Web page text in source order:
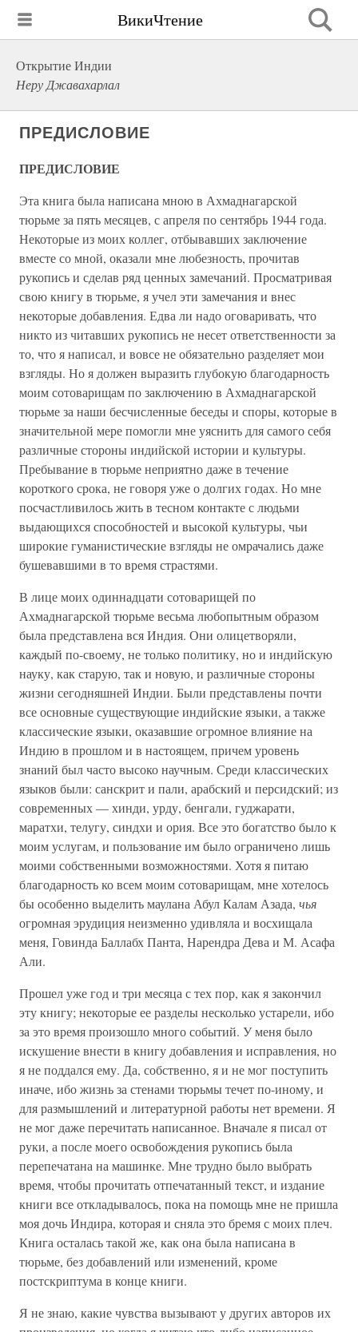
ВикиЧтение
Открытие Индии
Неру Джавахарлал
ПРЕДИСЛОВИЕ
ПРЕДИСЛОВИЕ
Эта книга была написана мною в Ахмаднагарской
тюрьме за пять месяцев, с апреля по сентябрь 1944 года.
Некоторые из моих коллег, отбывавших заключение
вместе со мной, оказали мне любезность, прочитав
рукопись и сделав ряд ценных замечаний. Просматривая
свою книгу в тюрьме, я учел эти замечания и внес
некоторые добавления. Едва ли надо оговаривать, что
никто из читавших рукопись не несет ответственности за
то, что я написал, и вовсе не обязательно разделяет мои
взгляды. Но я должен выразить глубокую благодарность
моим сотоварищам по заключению в Ахмаднагарской
тюрьме за наши бесчисленные беседы и споры, которые в
значительной мере помогли мне уяснить для самого себя
различные стороны индийской истории и культуры.
Пребывание в тюрьме неприятно даже в течение
короткого срока, не говоря уже о долгих годах. Но мне
посчастливилось жить в тесном контакте с людьми
выдающихся способностей и высокой культуры, чьи
широкие гуманистические взгляды не омрачались даже
бушевавшими в то время страстями.
В лице моих одиннадцати сотоварищей по
Ахмаднагарской тюрьме весьма любопытным образом
была представлена вся Индия. Они олицетворяли,
каждый по-своему, не только политику, но и индийскую
науку, как старую, так и новую, и различные стороны
жизни сегодняшней Индии. Были представлены почти
все основные существующие индийские языки, а также
классические языки, оказавшие огромное влияние на
Индию в прошлом и в настоящем, причем уровень
знаний был часто высоко научным. Среди классических
языков были: санскрит и пали, арабский и персидский; из
современных — хинди, урду, бенгали, гуджарати,
маратхи, телугу, синдхи и ория. Все это богатство было к
моим услугам, и пользование им было ограничено лишь
моими собственными возможностями. Хотя я питаю
благодарность ко всем моим сотоварищам, мне хотелось
бы особенно выделить маулана Абул Калам Азада, чья
огромная эрудиция неизменно удивляла и восхищала
меня, Говинда Баллабх Панта, Нарендра Дева и М. Асафа
Али.
Прошел уже год и три месяца с тех пор, как я закончил
эту книгу; некоторые ее разделы несколько устарели, ибо
за это время произошло много событий. У меня было
искушение внести в книгу добавления и исправления, но
я не поддался ему. Да, собственно, я и не мог поступить
иначе, ибо жизнь за стенами тюрьмы течет по-иному, и
для размышлений и литературной работы нет времени. Я
не мог даже перечитать написанное. Вначале я писал от
руки, а после моего освобождения рукопись была
перепечатана на машинке. Мне трудно было выбрать
время, чтобы прочитать отпечатанный текст, и издание
книги все откладывалось, пока на помощь мне не пришла
моя дочь Индира, которая и сняла это бремя с моих плеч.
Книга осталась такой же, как она была написана в
тюрьме, без добавлений или изменений, кроме
постскриптума в конце книги.
Я не знаю, какие чувства вызывают у других авторов их